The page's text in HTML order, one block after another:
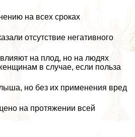
на всех сроках
отсутствие негативного
на плод, но на людях
в случае, если польза
но без их применения вред
на протяжении всей